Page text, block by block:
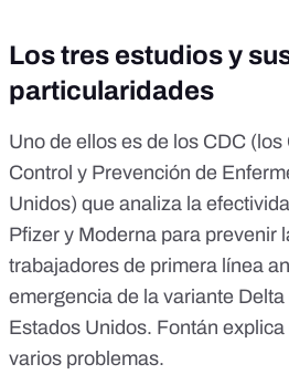
Los tres estudios y
particularidades
Uno de ellos es de los CDC (los
Control y Prevención de
Unidos) que analiza la
Pfizer y Moderna para prevenir
trabajadores de primera línea
emergencia de la variante
Estados Unidos. Fontán
varios problemas.